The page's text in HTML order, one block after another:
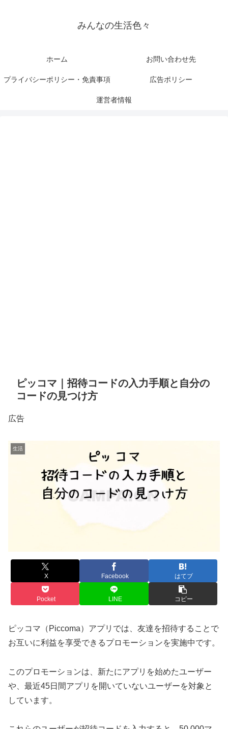
みんなの生活色々
ホーム お問い合わせ先
プライバシーポリシー・免責事項 広告ポリシー
運営者情報
ピッコマ｜招待コードの入力手順と自分の
コードの見つけ方
広告
生活
X Facebook はてブ
Pocket LINE コピー
ピッコマ（Piccoma）アプリでは、友達を招待することで
お互いに利益を享受できるプロモーションを実施中です。
このプロモーションは、新たにアプリを始めたユーザー
や、最近45日間アプリを開いていないユーザーを対象と
しています。